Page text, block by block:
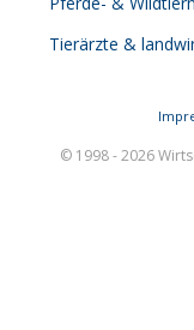
Tierärzte &
© 1998 - 2026